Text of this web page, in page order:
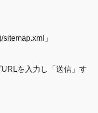
sitemap.xml」
を入力し「送信」す